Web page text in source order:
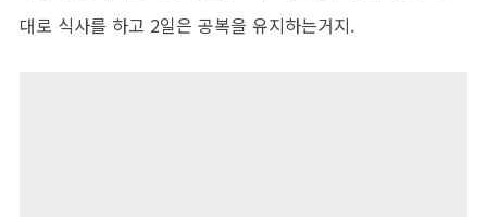
대로 식사를 하고 2일은 공복을 유지하는거지.